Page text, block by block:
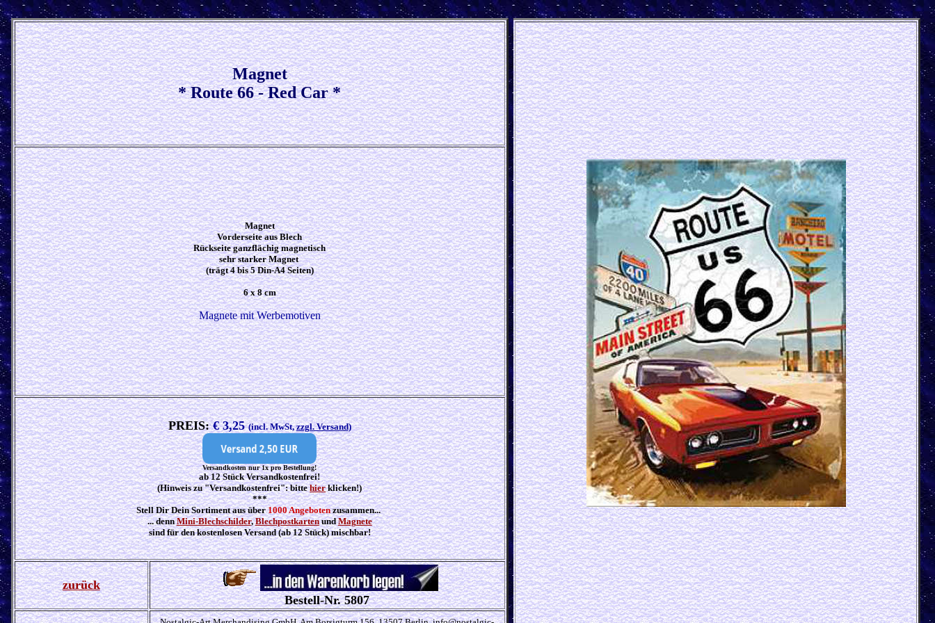
Magnet
* Route 66 - Red Car *
Magnet
Vorderseite aus Blech
Rückseite ganzflächig magnetisch
sehr starker Magnet
(trägt 4 bis 5 Din-A4 Seiten)
6 x 8 cm
Magnete mit Werbemotiven
PREIS:€ 3,25(incl. MwSt,zzgl. Versand)
Versandkosten nur 1x pro Bestellung!
ab 12 Stück Versandkostenfrei!
(Hinweis zu "Versandkostenfrei": bittehierklicken!)
***
Stell Dir Dein Sortiment aus über1000 Angebotenzusammen...
... dennMini-Blechschilder,Blechpostkartenund Magnete
sind für den kostenlosen Versand (ab 12 Stück) mischbar!
zurück
Bestell-Nr. 5807